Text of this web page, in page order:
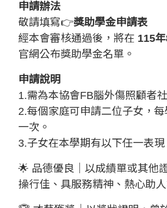
申請辦法
敬請填寫👉獎助學金申請表
經本會審核通過後，將在 115
官網公布獎助學金名單。
申請說明
1.需為本協會FB腦外傷照顧者
2.每個家庭可申請二位子女，
一次。
3.子女在本學期有以下任一表現
🌟 品德優良｜以成績單或其他
操行佳、具服務精神、熱心助人